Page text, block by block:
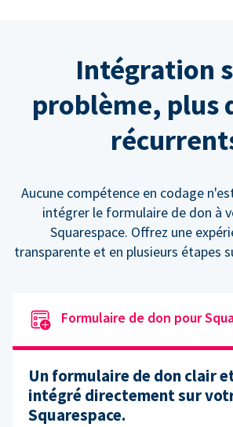
Intégration
problème, plus
Aucune compétence en codage
intégrer le formulaire de don à
Squarespace. Offrez une
transparente et en plusieurs étapes
Formulaire de don pour
Un formulaire de don clair
intégré directement sur
Squarespace.